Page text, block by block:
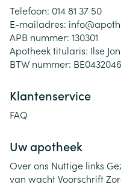
Telefoon: 014 81 37 50
E-mailadres: info@
APB nummer: 130301
Apotheek titularis: Ilse
BTW nummer:
Klantenservice
FAQ
Uw apotheek
Over ons Nuttige links
van wachtVoorschrift